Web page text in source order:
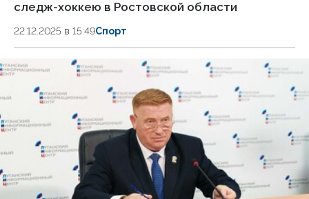
следж-хоккею в Ростовской области
22.12.2025 в 15:49Спорт